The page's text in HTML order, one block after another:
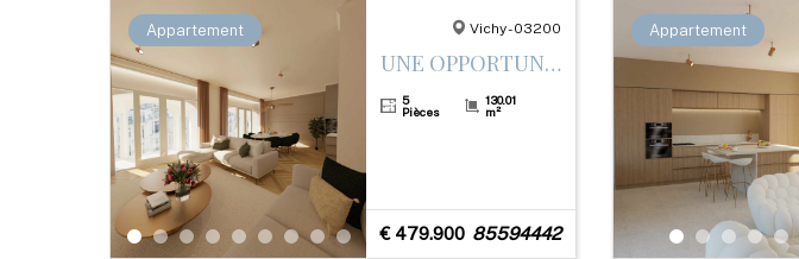
Appartement Vichy - 03200
UNE OPPORTUNITÉ RARE SUR LE MARCHÉ
5
Pièces
130.01
m²
€ 479.900 85594442
Appartement